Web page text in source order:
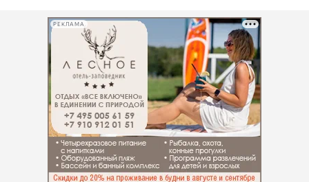
РЕКЛАМА